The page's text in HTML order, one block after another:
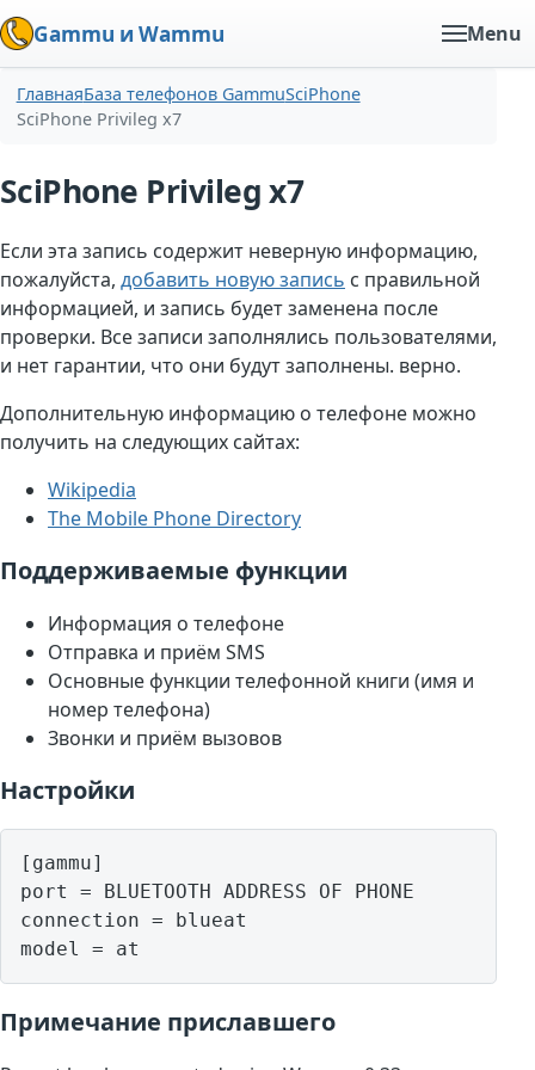
Gammu и Wammu Menu
ГлавнаяБаза телефонов GammuSciPhone
SciPhone Privileg x7
SciPhone Privileg x7
Если эта запись содержит неверную информацию,
пожалуйста, добавить новую запись с правильной
информацией, и запись будет заменена после
проверки. Все записи заполнялись пользователями,
и нет гарантии, что они будут заполнены. верно.
Дополнительную информацию о телефоне можно
получить на следующих сайтах:
Wikipedia
The Mobile Phone Directory
Поддерживаемые функции
Информация о телефоне
Отправка и приём SMS
Основные функции телефонной книги (имя и
номер телефона)
Звонки и приём вызовов
Настройки
[gammu]
port = BLUETOOTH ADDRESS OF PHONE
connection = blueat
model = at
Примечание приславшего